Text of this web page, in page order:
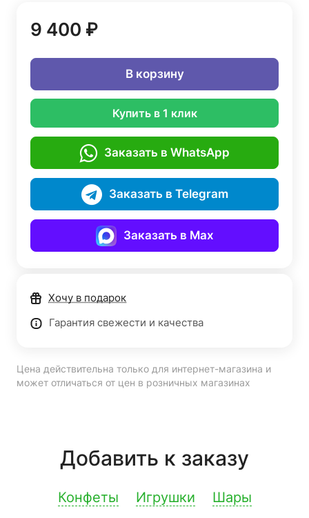
9 400 ₽
В корзину
Купить в 1 клик
Заказать в WhatsApp
Заказать в Telegram
Заказать в Max
Хочу в подарок
Гарантия свежести и качества
Цена действительна только для интернет-магазина и
может отличаться от цен в розничных магазинах
Добавить к заказу
Конфеты Игрушки Шары